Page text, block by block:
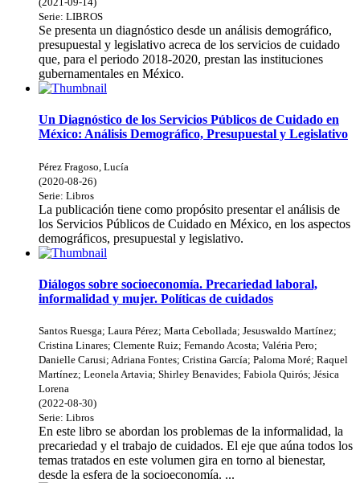
Serie: LIBROS
Se presenta un diagnóstico desde un análisis demográfico,
presupuestal y legislativo acreca de los servicios de cuidado
que, para el periodo 2018-2020, prestan las instituciones
gubernamentales en México.
Un Diagnóstico de los Servicios Públicos de Cuidado en
México: Análisis Demográfico, Presupuestal y Legislativo
Pérez Fragoso, Lucía
(2020-08-26)
Serie: Libros
La publicación tiene como propósito presentar el análisis de
los Servicios Públicos de Cuidado en México, en los aspectos
demográficos, presupuestal y legislativo.
Diálogos sobre socioeconomía. Precariedad laboral,
informalidad y mujer. Políticas de cuidados
Santos Ruesga; Laura Pérez; Marta Cebollada; Jesuswaldo Martínez;
Cristina Linares; Clemente Ruiz; Fernando Acosta; Valéria Pero;
Danielle Carusi; Adriana Fontes; Cristina García; Paloma Moré; Raquel
Martínez; Leonela Artavia; Shirley Benavides; Fabiola Quirós; Jésica
Lorena
(2022-08-30)
Serie: Libros
En este libro se abordan los problemas de la informalidad, la
precariedad y el trabajo de cuidados. El eje que aúna todos los
temas tratados en este volumen gira en torno al bienestar,
desde la esfera de la socioeconomía. ...